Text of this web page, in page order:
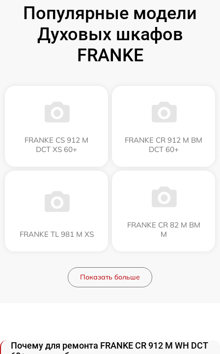
Популярные модели
Духовых шкафов
FRANKE
FRANKE CS 912 M
DCT XS 60+
FRANKE CR 912 M BM
DCT 60+
FRANKE TL 981 M XS
FRANKE CR 82 M BM
M
Показать больше
Почему для ремонта FRANKE CR 912 M WH DCT